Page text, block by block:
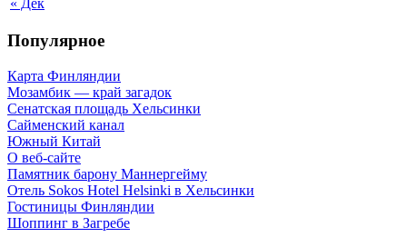
Популярное
Карта Финляндии
Мозамбик — край загадок
Сенатская площадь Хельсинки
Сайменский канал
Южный Китай
О веб-сайте
Памятник барону Маннергейму
Отель Sokos Hotel Helsinki в Хельсинки
Гостиницы Финляндии
Шоппинг в Загребе